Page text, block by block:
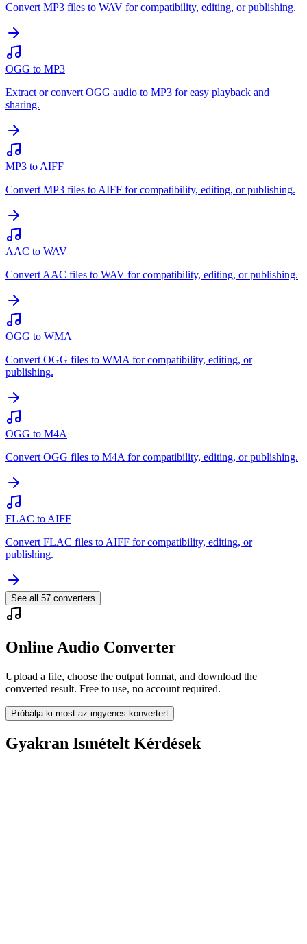
Convert MP3 files to WAV for compatibility, editing, or publishing.
OGG to MP3
Extract or convert OGG audio to MP3 for easy playback and
sharing.
MP3 to AIFF
Convert MP3 files to AIFF for compatibility, editing, or publishing.
AAC to WAV
Convert AAC files to WAV for compatibility, editing, or publishing.
OGG to WMA
Convert OGG files to WMA for compatibility, editing, or
publishing.
OGG to M4A
Convert OGG files to M4A for compatibility, editing, or publishing.
FLAC to AIFF
Convert FLAC files to AIFF for compatibility, editing, or
publishing.
See all 57 converters
Online Audio Converter
Upload a file, choose the output format, and download the
converted result. Free to use, no account required.
Próbálja ki most az ingyenes konvertert
Gyakran Ismételt Kérdések